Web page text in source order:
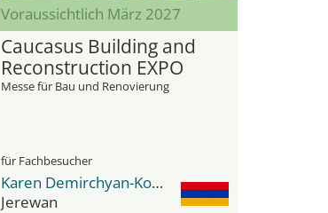
Voraussichtlich März 2027
Caucasus Building and
Reconstruction EXPO
Messe für Bau und Renovierung
für Fachbesucher
Karen Demirchyan-Komplex
Jerewan